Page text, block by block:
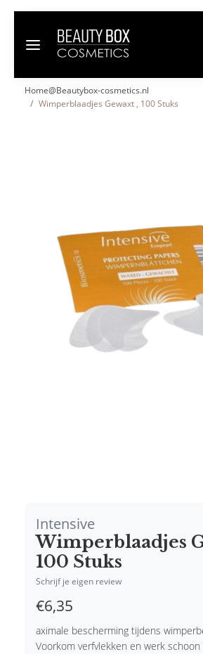
Home@Beautybox-cosmetics.nl
Wimperblaadjes Gewaxt , 100 Stuks
Intensive
Wimperblaadjes
100 Stuks
Schrijf je eigen review
€6,35
aximale bescherming tijdens
Voorkom verfvlekken en werk